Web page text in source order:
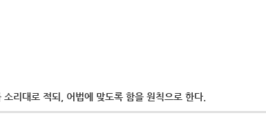
리대로 적되, 어법에 맞도록 함을 원칙으로 한다.